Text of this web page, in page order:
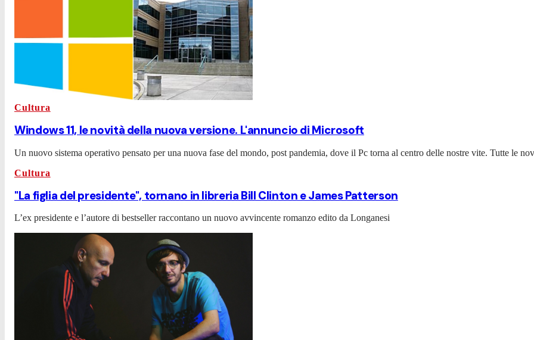
Cultura
Windows 11, le novità della nuova versione. L'annuncio di Microsoft
Un nuovo sistema operativo pensato per una nuova fase del mondo, post pandemia, dove il Pc torna al centro delle nostre vite. Tutte le
Cultura
"La figlia del presidente", tornano in libreria Bill Clinton e James Patterson
L’ex presidente e l’autore di bestseller raccontano un nuovo avvincente romanzo edito da Longanesi